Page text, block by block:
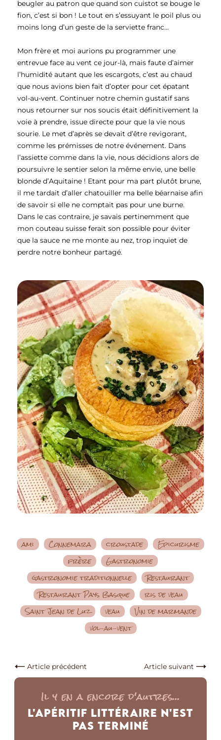
beugler au patron que quand son cuistot se bouge le
fion, c’est si bon ! Le tout en s’essuyant le poil plus ou
moins long d’un geste de la serviette franc…
Mon frère et moi aurions pu programmer une
entrevue face au vent ce jour-là, mais faute d’aimer
l’humidité autant que les escargots, c’est au chaud
que nous avions bien fait d’opter pour cet épatant
vol-au-vent. Continuer notre chemin gustatif sans
nous retourner sur nos soucis était définitivement la
voie à prendre, issue directe pour que la vie nous
sourie. Le met d’après se devait d’être revigorant,
comme les prémisses de notre événement. Dans
l’assiette comme dans la vie, nous décidions alors de
poursuivre le sentier selon la même envie, une belle
blonde d’Aquitaine ! Etant pour ma part plutôt brune,
il me tardait d’aller chatouiller ma belle béarnaise afin
de savoir si elle ne comptait pas pour une burne.
Dans le cas contraire, je savais pertinemment que
mon couteau suisse ferait son possible pour éviter
que la sauce ne me monte au nez, trop inquiet de
perdre notre bonheur partagé.
ami Connemara croustade
Epicurisme
frère
Gastronomie
gastronomie traditionnelle
Restaurant
Restaurant Pays Basque
ris de veau
Saint Jean de Luz
veau
Vin de marmande
vol-au-vent
Article précédent Article suivant
Il y en a encore d'autres...
L'Apéritif Littéraire n'est
pas Terminé